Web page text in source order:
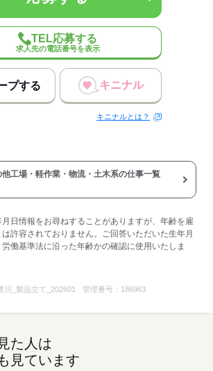
応募する
TEL応募する
求人先の電話番号を表示
プする キニナル
キニナルとは？
工場・軽作業・物流・土木系の仕事一覧
日情報をお尋ねすることがありますが、年齢を雇
許容されておりません。ご回答いただいた生年月
働基準法に沿った年齢かの確認に使用いたしま
川_製品立て_202601 管理番号： 186963
た人は
見ています